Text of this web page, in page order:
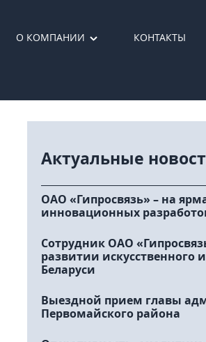
О КОМПАНИИ КОНТАКТЫ
Актуальные
ОАО «Гипросвязь» – на
инновационных
Сотрудник ОАО
развитии искусственного
Беларуси
Выездной прием главы
Первомайского района